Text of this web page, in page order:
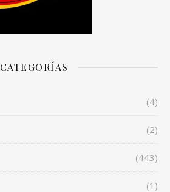
CATEGORÍAS
(4)
(2)
(443)
(1)